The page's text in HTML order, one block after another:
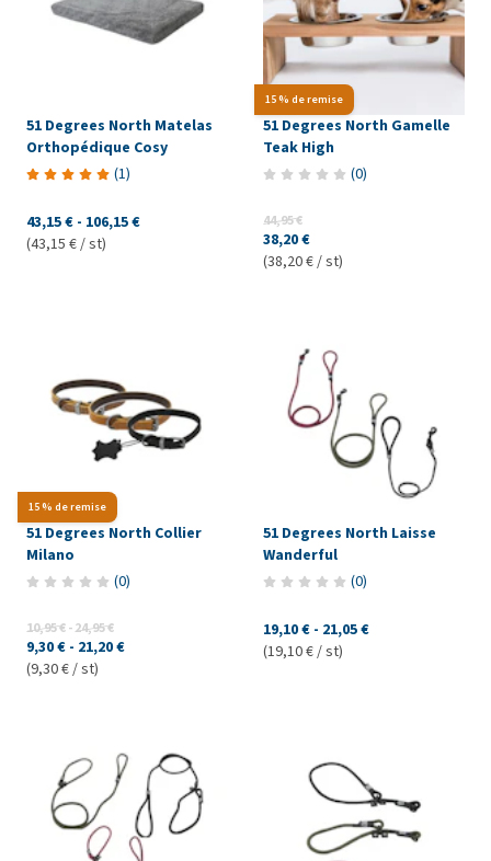
51 Degrees North Matelas
Orthopédique Cosy
(1)
43,15 € - 106,15 €
(43,15 € / st)
15 % de remise
51 Degrees North Gamelle
Teak High
(0)
44,95 €
38,20 €
(38,20 € / st)
15 % de remise
51 Degrees North Collier
Milano
(0)
10,95 €-24,95 €
9,30 € - 21,20 €
(9,30 € / st)
51 Degrees North Laisse
Wanderful
(0)
19,10 € - 21,05 €
(19,10 € / st)